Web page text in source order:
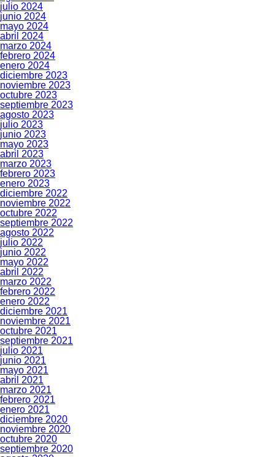
julio 2024
junio 2024
mayo 2024
abril 2024
marzo 2024
febrero 2024
enero 2024
diciembre 2023
noviembre 2023
octubre 2023
septiembre 2023
agosto 2023
julio 2023
junio 2023
mayo 2023
abril 2023
marzo 2023
febrero 2023
enero 2023
diciembre 2022
noviembre 2022
octubre 2022
septiembre 2022
agosto 2022
julio 2022
junio 2022
mayo 2022
abril 2022
marzo 2022
febrero 2022
enero 2022
diciembre 2021
noviembre 2021
octubre 2021
septiembre 2021
julio 2021
junio 2021
mayo 2021
abril 2021
marzo 2021
febrero 2021
enero 2021
diciembre 2020
noviembre 2020
octubre 2020
septiembre 2020